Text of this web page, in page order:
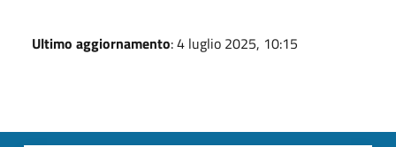
Ultimo aggiornamento: 4 luglio 2025, 10:15